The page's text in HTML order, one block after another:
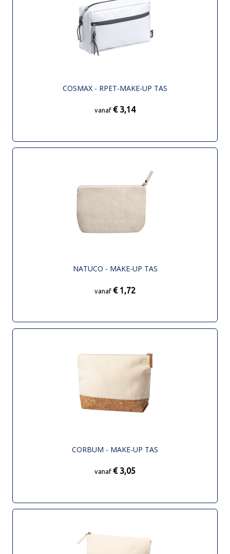
COSMAX - RPET-MAKE-UP TAS
vanaf € 3,14
NATUCO - MAKE-UP TAS
vanaf € 1,72
CORBUM - MAKE-UP TAS
vanaf € 3,05